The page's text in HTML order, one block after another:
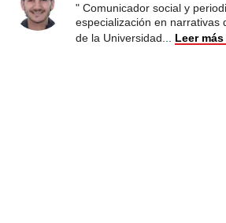
" Comunicador social y
especialización en narrativas
de la Universidad
Leer más